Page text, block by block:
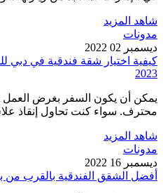
شاهد المزيد
مدونات
ديسمبر 02 2022
كيفية اختيار شقة فندقية في دبي
2023
يمكن أن يكون السفر بغرض العمل
محترف. سواء كنت تحاول إنقاذ
شاهد المزيد
مدونات
ديسمبر 16 2022
أفضل الشقق الفندقية بالقرب من